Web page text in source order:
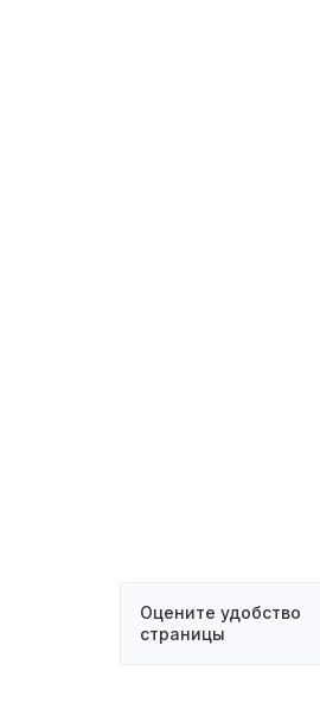
Оцените удобство
страницы